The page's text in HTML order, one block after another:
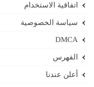
اتفاقية الاستخدام
سياسة الخصوصية
DMCA
الفهرس
أعلن عندنا